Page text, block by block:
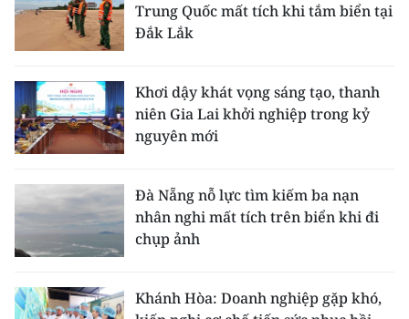
Trung Quốc mất tích khi tắm biển tại
Đắk Lắk
Khơi dậy khát vọng sáng tạo, thanh
niên Gia Lai khởi nghiệp trong kỷ
nguyên mới
Đà Nẵng nỗ lực tìm kiếm ba nạn
nhân nghi mất tích trên biển khi đi
chụp ảnh
Khánh Hòa: Doanh nghiệp gặp khó,